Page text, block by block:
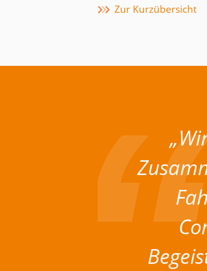
Zur Kurzübersicht